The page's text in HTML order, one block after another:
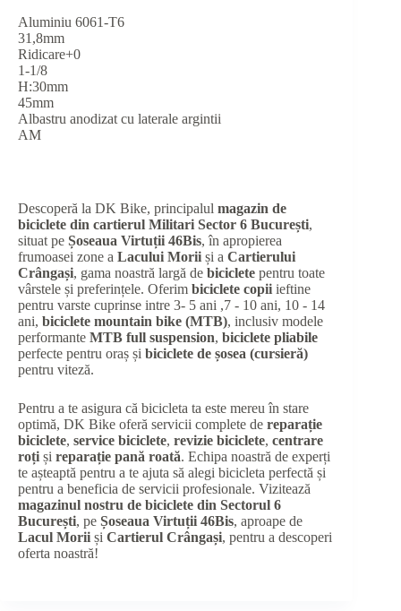
Aluminiu 6061-T6
31,8mm
Ridicare+0
1-1/8
H:30mm
45mm
Albastru anodizat cu laterale argintii
AM
Descoperă la DK Bike, principalul magazin de
biciclete din cartierul Militari Sector 6 București,
situat pe Șoseaua Virtuții 46Bis, în apropierea
frumoasei zone a Lacului Morii și a Cartierului
Crângași, gama noastră largă de biciclete pentru toate
vârstele și preferințele. Oferim biciclete copii ieftine
pentru varste cuprinse intre 3- 5 ani ,7 - 10 ani, 10 - 14
ani, biciclete mountain bike (MTB), inclusiv modele
performante MTB full suspension, biciclete pliabile
perfecte pentru oraș și biciclete de șosea (cursieră)
pentru viteză.
Pentru a te asigura că bicicleta ta este mereu în stare
optimă, DK Bike oferă servicii complete de reparație
biciclete, service biciclete, revizie biciclete, centrare
roți și reparație pană roată. Echipa noastră de experți
te așteaptă pentru a te ajuta să alegi bicicleta perfectă și
pentru a beneficia de servicii profesionale. Vizitează
magazinul nostru de biciclete din Sectorul 6
București, pe Șoseaua Virtuții 46Bis, aproape de
Lacul Morii și Cartierul Crângași, pentru a descoperi
oferta noastră!